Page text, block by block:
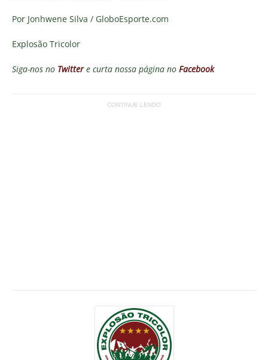
Por Jonhwene Silva / GloboEsporte.com
Explosão Tricolor
Siga-nos no Twitter e curta nossa página no Facebook
CONTINUE LENDO